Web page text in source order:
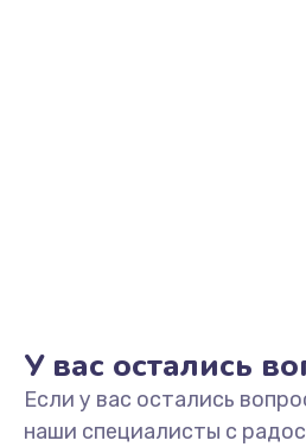
У вас остались
Если у вас остались
наши специалисты с